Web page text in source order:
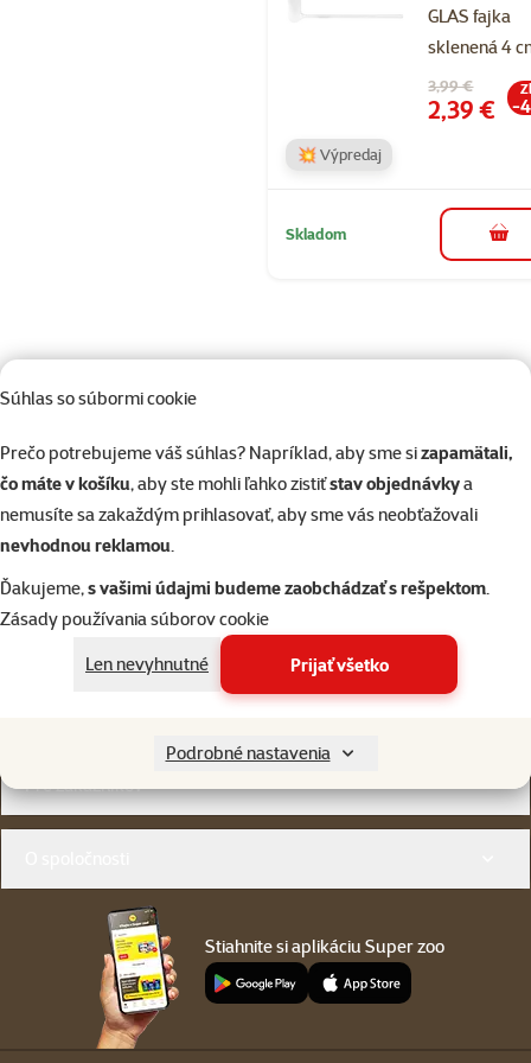
Súhlas so súbormi cookie
Prečo potrebujeme váš súhlas? Napríklad, aby sme sizapamätali,
čo máte v košíku, aby ste mohli ľahko zistiťstav objednávkya
nemusíte sa zakaždým prihlasovať, aby sme vás neobťažovali
nevhodnou reklamou.
Ďakujeme,s vašimi údajmi budeme zaobchádzať s rešpektom.
Zásady používania súborov cookie
Len nevyhnutné
Prijať všetko
Podrobné nastavenia
GLAS fajka
sklenená 4
Pôvodná cena
3,99 €
Cena
2,39 € -
💥 Výpredaj
Skladom do
Naši odborníci v predajni sú vám vždy k dispozícii, aby vám
Napíšte nám
eshop@superzoo.sk
02/20570200
82 predajní
Pre zákazníkov
Stiahnite si aplikáciu Super zoo